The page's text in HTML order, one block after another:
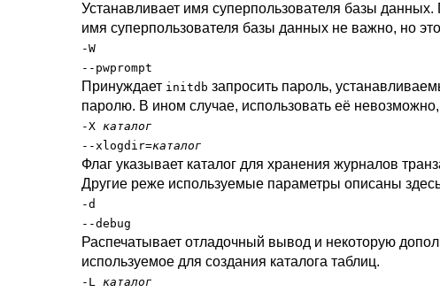
Устанавливает имя суперпользователя базы
имя суперпользователя базы данных не важно, но
-W
--pwprompt
Принуждает initdb запросить пароль,
паролю. В ином случае, использовать её
-X каталог
--xlogdir=каталог
Флаг указывает каталог для хранения журналов
Другие реже используемые параметры описаны
-d
--debug
Распечатывает отладочный вывод и некоторую
используемое для создания каталога таблиц.
-L каталог